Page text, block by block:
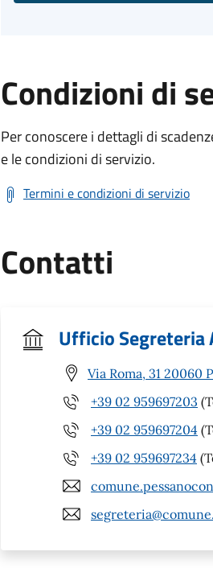
Condizioni di
Per conoscere i dettagli di
e le condizioni di servizio.
Termini e condizioni di servizio
Contatti
Ufficio Segreteria
Via Roma, 31 20060
+39 02 959697203
+39 02 959697204
+39 02 959697234